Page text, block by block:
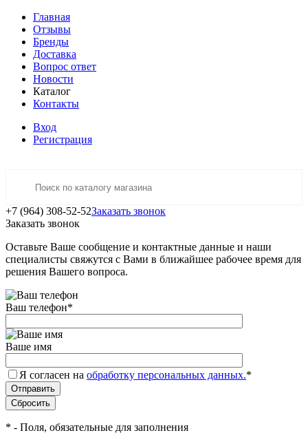
Главная
Отзывы
Бренды
Доставка
Вопрос ответ
Новости
Каталог
Контакты
Вход
Регистрация
+7 (964) 308-52-52Заказать звонок
Заказать звонок
Оставьте Ваше сообщение и контактные данные и наши
специалисты свяжутся с Вами в ближайшее рабочее время для
решения Вашего вопроса.
Ваш телефон*
Ваше имя
Я согласен на обработку персональных данных.*
* - Поля, обязательные для заполнения